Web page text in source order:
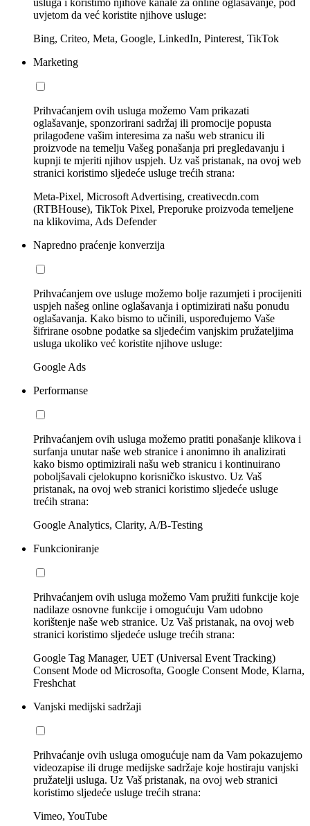
uvjetom da već koristite njihove usluge:
Bing, Criteo, Meta, Google, LinkedIn, Pinterest, TikTok
Marketing
Prihvaćanjem ovih usluga možemo Vam prikazati
oglašavanje, sponzorirani sadržaj ili promocije popusta
prilagođene vašim interesima za našu web stranicu ili
proizvode na temelju Vašeg ponašanja pri pregledavanju i
kupnji te mjeriti njihov uspjeh. Uz vaš pristanak, na ovoj web
stranici koristimo sljedeće usluge trećih strana:
Meta-Pixel, Microsoft Advertising, creativecdn.com
(RTBHouse), TikTok Pixel, Preporuke proizvoda temeljene
na klikovima, Ads Defender
Napredno praćenje konverzija
Prihvaćanjem ove usluge možemo bolje razumjeti i procijeniti
uspjeh našeg online oglašavanja i optimizirati našu ponudu
oglašavanja. Kako bismo to učinili, uspoređujemo Vaše
šifrirane osobne podatke sa sljedećim vanjskim pružateljima
usluga ukoliko već koristite njihove usluge:
Google Ads
Performanse
Prihvaćanjem ovih usluga možemo pratiti ponašanje klikova i
surfanja unutar naše web stranice i anonimno ih analizirati
kako bismo optimizirali našu web stranicu i kontinuirano
poboljšavali cjelokupno korisničko iskustvo. Uz Vaš
pristanak, na ovoj web stranici koristimo sljedeće usluge
trećih strana:
Google Analytics, Clarity, A/B-Testing
Funkcioniranje
Prihvaćanjem ovih usluga možemo Vam pružiti funkcije koje
nadilaze osnovne funkcije i omogućuju Vam udobno
korištenje naše web stranice. Uz Vaš pristanak, na ovoj web
stranici koristimo sljedeće usluge trećih strana:
Google Tag Manager, UET (Universal Event Tracking)
Consent Mode od Microsofta, Google Consent Mode, Klarna,
Freshchat
Vanjski medijski sadržaji
Prihvaćanje ovih usluga omogućuje nam da Vam pokazujemo
videozapise ili druge medijske sadržaje koje hostiraju vanjski
pružatelji usluga. Uz Vaš pristanak, na ovoj web stranici
koristimo sljedeće usluge trećih strana:
Vimeo, YouTube